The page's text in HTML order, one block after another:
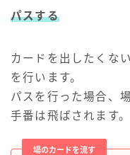
パスする
カードを出したくな
を行います。
パスを行った場合、
手番は飛ばされます。
場のカードを流す